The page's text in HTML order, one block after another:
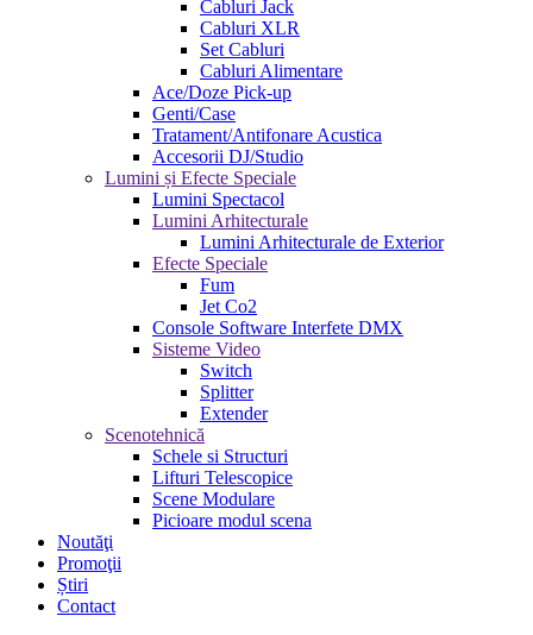
Cabluri Jack
Cabluri XLR
Set Cabluri
Cabluri Alimentare
Ace/Doze Pick-up
Genti/Case
Tratament/Antifonare Acustica
Accesorii DJ/Studio
Lumini și Efecte Speciale
Lumini Spectacol
Lumini Arhitecturale
Lumini Arhitecturale de Exterior
Efecte Speciale
Fum
Jet Co2
Console Software Interfete DMX
Sisteme Video
Switch
Splitter
Extender
Scenotehnică
Schele si Structuri
Lifturi Telescopice
Scene Modulare
Picioare modul scena
Noutăţi
Promoţii
Știri
Contact